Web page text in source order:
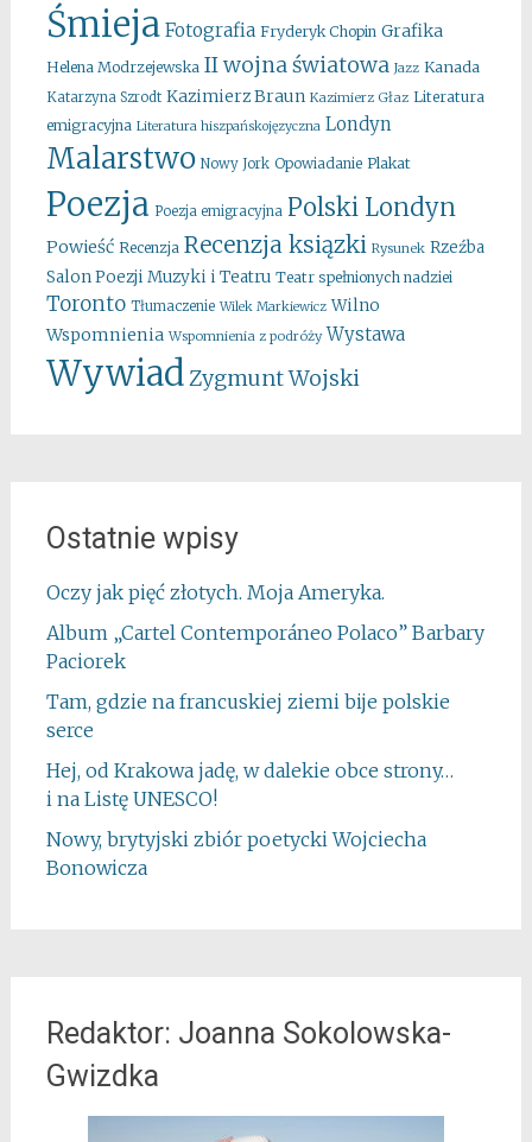
Śmieja Fotografia Fryderyk Chopin Grafika
Helena Modrzejewska II wojna światowa Jazz Kanada
Katarzyna Szrodt Kazimierz Braun Kazimierz Głaz Literatura
emigracyjna Literatura hiszpańskojęzyczna Londyn
Malarstwo Nowy Jork Opowiadanie Plakat
Poezja Poezja emigracyjna Polski Londyn
Powieść Recenzja Recenzja ksiązki Rysunek Rzeźba
Salon Poezji Muzyki i Teatru Teatr spełnionych nadziei
Toronto Tłumaczenie Wilek Markiewicz Wilno
Wspomnienia Wspomnienia z podróży Wystawa
Wywiad Zygmunt Wojski
Ostatnie wpisy
Oczy jak pięć złotych. Moja Ameryka.
Album „Cartel Contemporáneo Polaco” Barbary
Paciorek
Tam, gdzie na francuskiej ziemi bije polskie
serce
Hej, od Krakowa jadę, w dalekie obce strony…
i na Listę UNESCO!
Nowy, brytyjski zbiór poetycki Wojciecha
Bonowicza
Redaktor: Joanna Sokolowska-
Gwizdka